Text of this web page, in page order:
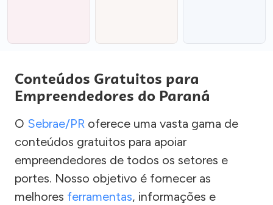
Conteúdos Gratuitos para
Empreendedores do Paraná
O Sebrae/PR oferece uma vasta gama de
conteúdos gratuitos para apoiar
empreendedores de todos os setores e
portes. Nosso objetivo é fornecer as
melhores ferramentas, informações e